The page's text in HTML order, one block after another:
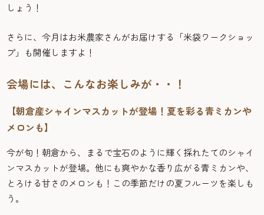
しょう！
さらに、今月はお米農家さんがお届けする「米袋ワークショッ
プ」も開催しますよ！
会場には、こんなお楽しみが・・！
【朝倉産シャインマスカットが登場！夏を彩る青ミカンや
メロンも】
今が旬！朝倉から、まるで宝石のように輝く採れたてのシャイ
ンマスカットが登場。他にも爽やかな香り広がる青ミカンや、
とろける甘さのメロンも！この季節だけの夏フルーツを楽しも
う。